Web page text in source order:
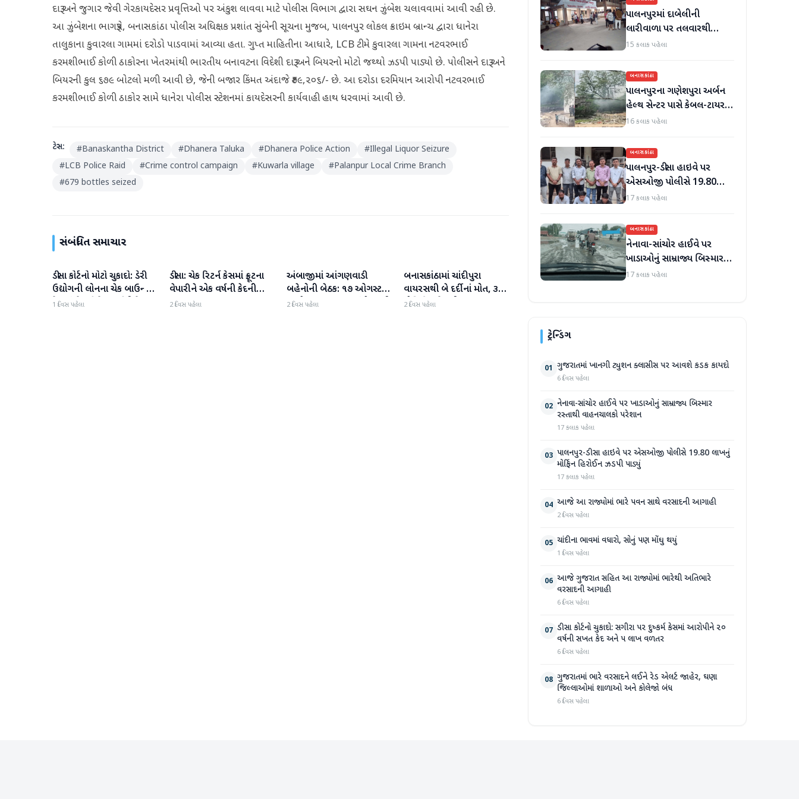
દારૂ અને જુગાર જેવી ગેરકાયદેસર પ્રવૃત્તિઓ પર અંકુશ લાવવા માટે પોલીસ વિભાગ દ્વારા સઘન ઝુંબેશ ચલાવવામાં આવી રહી છે.
આ ઝુંબેશના ભાગરૂપે, બનાસકાંઠા પોલીસ અધિક્ષક પ્રશાંત સુંબેની સૂચના મુજબ, પાલનપુર લોકલ ક્રાઇમ બ્રાન્ચ દ્વારા ધાનેરા
તાલુકાના કુવારલા ગામમાં દરોડો પાડવામાં આવ્યા હતા. ગુપ્ત માહિતીના આધારે, LCB ટીમે કુવારલા ગામના નટવરભાઈ
કરમશીભાઈ કોળી ઠાકોરના ખેતરમાંથી ભારતીય બનાવટના વિદેશી દારૂ અને બિયરનો મોટો જથ્થો ઝડપી પાડ્યો છે. પોલીસને દારૂ અને
બિયરની કુલ ૬૭૯ બોટલો મળી આવી છે, જેની બજાર કિંમત અંદાજે ₹૭૯,૨૦૬/- છે. આ દરોડા દરમિયાન આરોપી નટવરભાઈ
કરમશીભાઈ કોળી ઠાકોર સામે ધાનેરા પોલીસ સ્ટેશનમાં કાયદેસરની કાર્યવાહી હાથ ધરવામાં આવી છે.
ટેગ્સ: #Banaskantha District #Dhanera Taluka #Dhanera Police Action #Illegal Liquor Seizure
#LCB Police Raid #Crime control campaign #Kuwarla village #Palanpur Local Crime Branch
#679 bottles seized
સંબંધિત સમાચાર
બનાસકાંઠા
ડીસા કોર્ટનો મોટો ચુકાદો: ડેરી
ઉદ્યોગની લોનના ચેક બાઉન્સ
કેસમાં વેપારીને 1 વર્ષની કેદ;
1 દિવસ પહેલા
બનાસકાંઠા
ડીસા: ચેક રિટર્ન કેસમાં ફ્રૂટના
વેપારીને એક વર્ષની કેદની
સજા
2 દિવસ પહેલા
બનાસકાંઠા
અંબાજીમાં આંગણવાડી
બહેનોની બેઠક: ૧૭ ઓગસ્ટથી
અચોક્કસ મુદતના આંદોલનની
2 દિવસ પહેલા
બનાસકાંઠા
બનાસકાંઠામાં ચાંદીપુરા
વાયરસથી બે દર્દીનાં મોત, ૩
પોઝિટિવ કેસથી ફફડાટ
2 દિવસ પહેલા
પાલનપુરમાં દાબેલીની
લારીવાળા પર તલવારથી
હુમલો: બે ઈજાગ્રસ્ત, આરોપી
15 કલાક પહેલા
બનાસકાંઠા
પાલનપુરના ગણેશપુરા અર્બન
હેલ્થ સેન્ટર પાસે કેબલ-ટાયર
સળગાવાતા ફેલાયેલા ધુમાડાથી
16 કલાક પહેલા
બનાસકાંઠા
પાલનપુર-ડીસા હાઇવે પર
એસઓજી પોલીસે 19.80
લાખનું મોર્ફિન હિરોઈન ઝડપી
17 કલાક પહેલા
બનાસકાંઠા
નેનાવા-સાંચોર હાઈવે પર
ખાડાઓનું સામ્રાજ્ય બિસ્માર
રસ્તાથી વાહનચાલકો પરેશાન
17 કલાક પહેલા
ટ્રેન્ડિંગ
01 ગુજરાતમાં ખાનગી ટ્યુશન ક્લાસીસ પર આવશે કડક કાયદો
6 દિવસ પહેલા
02 નેનાવા-સાંચોર હાઈવે પર ખાડાઓનું સામ્રાજ્ય બિસ્માર
રસ્તાથી વાહનચાલકો પરેશાન
17 કલાક પહેલા
03 પાલનપુર-ડીસા હાઇવે પર એસઓજી પોલીસે 19.80 લાખનું
મોર્ફિન હિરોઈન ઝડપી પાડ્યું
17 કલાક પહેલા
04 આજે આ રાજ્યોમાં ભારે પવન સાથે વરસાદની આગાહી
2 દિવસ પહેલા
05 ચાંદીના ભાવમાં વધારો, સોનું પણ મોંઘુ થયું
1 દિવસ પહેલા
06 આજે ગુજરાત સહિત આ રાજ્યોમાં ભારેથી અતિભારે
વરસાદની આગાહી
6 દિવસ પહેલા
07 ડીસા કોર્ટનો ચુકાદો: સગીરા પર દુષ્કર્મ કેસમાં આરોપીને ૨૦
વર્ષની સખત કેદ અને ૫ લાખ વળતર
6 દિવસ પહેલા
08 ગુજરાતમાં ભારે વરસાદને લઈને રેડ એલર્ટ જાહેર, ઘણા
જિલ્લાઓમાં શાળાઓ અને કોલેજો બંધ
6 દિવસ પહેલા